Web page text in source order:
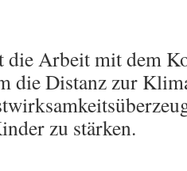
die Arbeit mit dem
die Distanz zur
zu stärken.